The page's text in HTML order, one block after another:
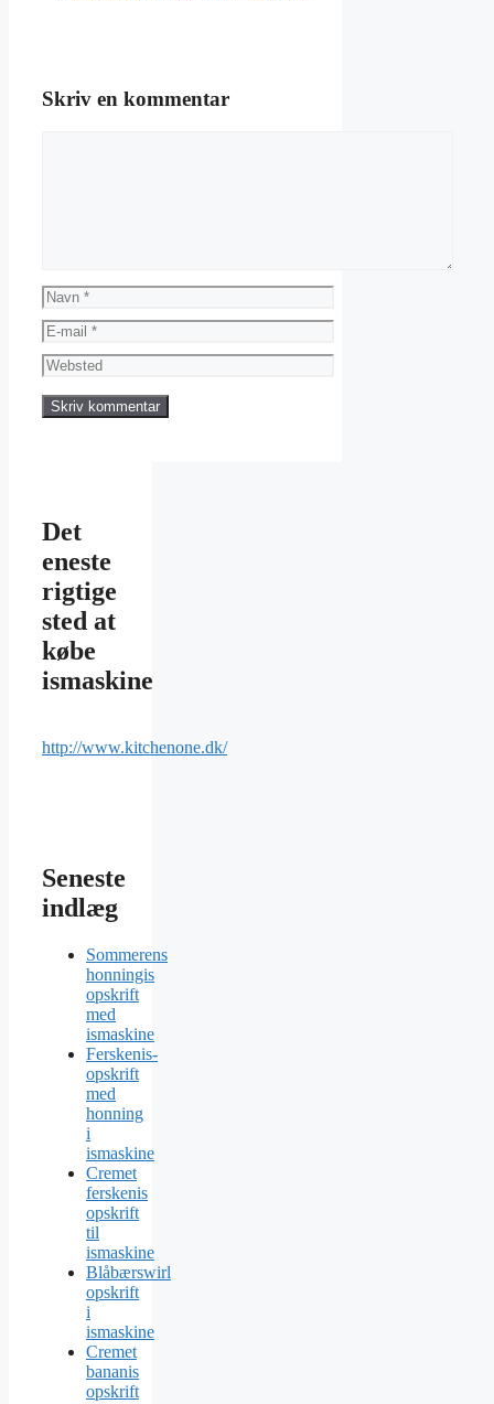
Skriv en kommentar
Navn
E-
mail
Websted
Det
eneste
rigtige
sted at
købe
ismaskine
http://www.kitchenone.dk/
Seneste
indlæg
Sommerens
honningis
opskrift
med
ismaskine
Ferskenis-
opskrift
med
honning
i
ismaskine
Cremet
ferskenis
opskrift
til
ismaskine
Blåbærswirl
opskrift
i
ismaskine
Cremet
bananis
opskrift